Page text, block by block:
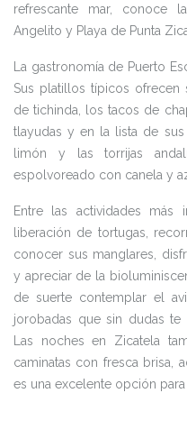
refrescante mar, conoce
Angelito y Playa de Punta
La gastronomía de Puerto
Sus platillos típicos ofrecen
de tichinda, los tacos de
tlayudas y en la lista de
limón y las torrijas
espolvoreado con canela y
Entre las actividades más
liberación de tortugas,
conocer sus manglares,
y apreciar de la
de suerte contemplar el
jorobadas que sin dudas te
Las noches en Zicatela
caminatas con fresca brisa,
es una excelente opción para